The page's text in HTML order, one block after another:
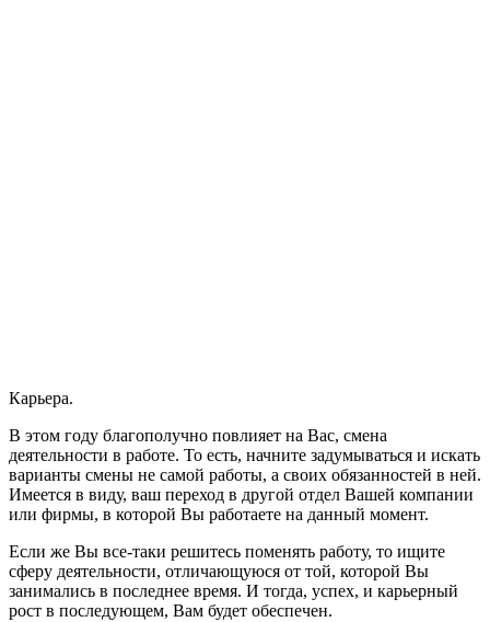
Карьера.
В этом году благополучно повлияет на Вас, смена
деятельности в работе. То есть, начните задумываться и искать
варианты смены не самой работы, а своих обязанностей в ней.
Имеется в виду, ваш переход в другой отдел Вашей компании
или фирмы, в которой Вы работаете на данный момент.
Если же Вы все-таки решитесь поменять работу, то ищите
сферу деятельности, отличающуюся от той, которой Вы
занимались в последнее время. И тогда, успех, и карьерный
рост в последующем, Вам будет обеспечен.